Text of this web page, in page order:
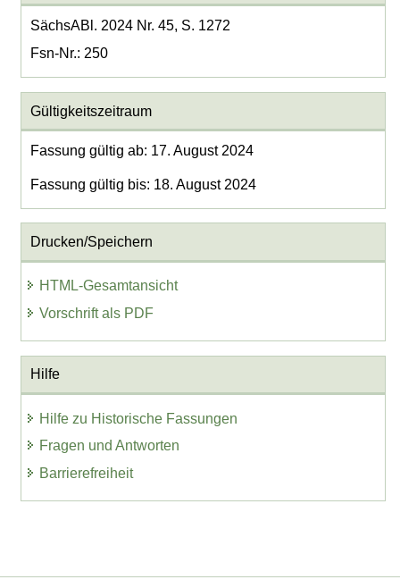
SächsABl. 2024 Nr. 45, S. 1272
Fsn-Nr.: 250
Gültigkeitszeitraum
Fassung gültig ab: 17. August 2024
Fassung gültig bis: 18. August 2024
Drucken/Speichern
HTML-Gesamtansicht
Vorschrift als PDF
Hilfe
Hilfe zu Historische Fassungen
Fragen und Antworten
Barrierefreiheit